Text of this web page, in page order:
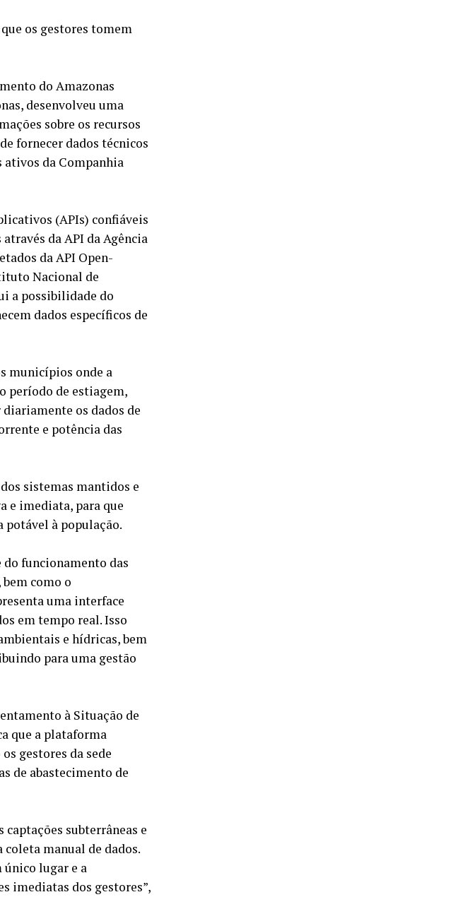
os gestores tomem
do Amazonas
desenvolveu uma
sobre os recursos
fornecer dados técnicos
ativos da Companhia
(APIs) confiáveis
da API da Agência
da API Open-
Nacional de
a possibilidade do
dados específicos de
municípios onde a
período de estiagem,
os dados de
e potência das
sistemas mantidos e
e imediata, para que
potável à população.
funcionamento das
como o
uma interface
em tempo real. Isso
e hídricas, bem
para uma gestão
à Situação de
que a plataforma
gestores da sede
de abastecimento de
subterrâneas e
manual de dados.
lugar e a
imediatas dos gestores”,